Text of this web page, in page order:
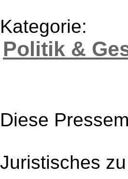
Kategorie:
Politik &
Diese
Juristisches